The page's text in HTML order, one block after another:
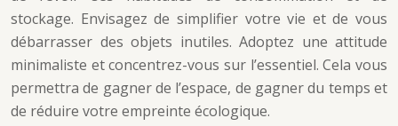
stockage. Envisagez de simplifier votre vie et de vous
débarrasser des objets inutiles. Adoptez une attitude
minimaliste et concentrez-vous sur l’essentiel. Cela vous
permettra de gagner de l’espace, de gagner du temps et
de réduire votre empreinte écologique.